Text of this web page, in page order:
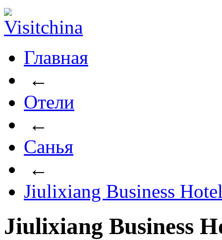
Главная
←
Отели
←
Санья
←
Jiulixiang Business
Jiulixiang Business